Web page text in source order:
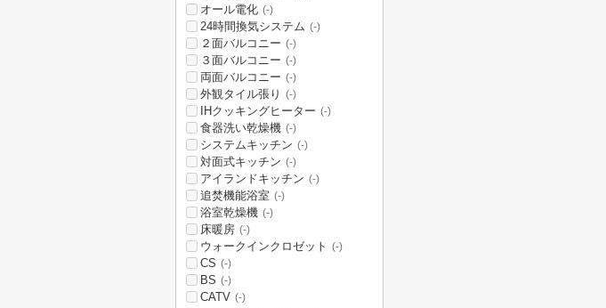
オール電化 (-)
24時間換気システム (-)
２面バルコニー (-)
３面バルコニー (-)
両面バルコニー (-)
外観タイル張り (-)
IHクッキングヒーター (-)
食器洗い乾燥機 (-)
システムキッチン (-)
対面式キッチン (-)
アイランドキッチン (-)
追焚機能浴室 (-)
浴室乾燥機 (-)
床暖房 (-)
ウォークインクロゼット (-)
CS (-)
BS (-)
CATV (-)